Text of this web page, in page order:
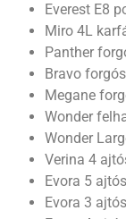
Everest E8
Miro 4L
Panther
Bravo
Megane
Wonder
Wonder
Verina 4
Evora 5
Evora 3